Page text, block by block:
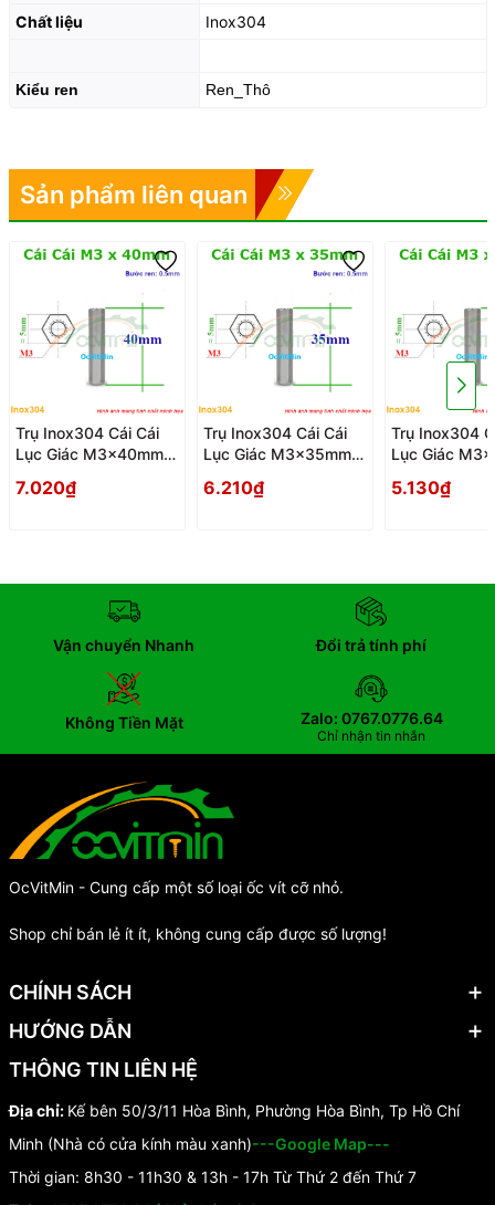
Chất liệu Inox304
Kiểu ren Ren_Thô
Sản phẩm liên quan
Trụ Inox304 Cái Cái
Lục Giác M3x40mm -
7.020₫
Trụ Inox304 Cái Cái
Lục Giác M3x35mm -
6.210₫
Trụ Inox304
Lục Giác
5.130₫
Vận chuyển Nhanh Đổi trả tính phí
Không Tiền Mặt Zalo: 0767.0776.64
Chỉ nhận tin nhắn
OcVitMin - Cung cấp một số loại ốc vít cỡ nhỏ.
Shop chỉ bán lẻ ít ít, không cung cấp được số lượng!
CHÍNH SÁCH
HƯỚNG DẪN
THÔNG TIN LIÊN HỆ
Địa chỉ: Kế bên 50/3/11 Hòa Bình, Phường Hòa Bình, Tp Hồ Chí
Minh (Nhà có cửa kính màu xanh)---Google Map---
Thời gian: 8h30 - 11h30 & 13h - 17h Từ Thứ 2 đến Thứ 7